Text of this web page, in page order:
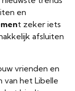
en
t zeker iets
afsluiten
vrienden en
van het Libelle